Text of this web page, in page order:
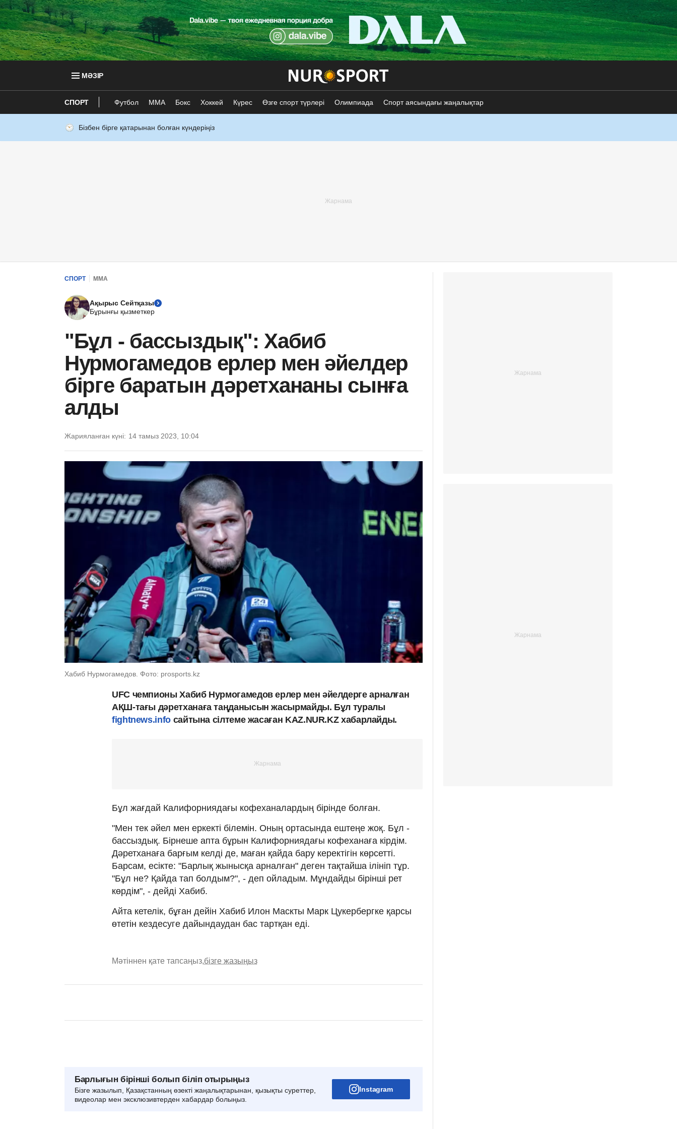
МӘЗІР
СПОРТ Футбол ММА Бокс Хоккей Күрес Өзге спорт түрлері Олимпиада Спорт аясындағы жаңалықтар
Бізбен бірге қатарынан болған күндеріңіз
СПОРТ ММА
Ақырыс Сейтқазы
Бұрынғы қызметкер
"Бұл - бассыздық": Хабиб
Нурмогамедов ерлер мен әйелдер
бірге баратын дәретхананы сынға
алды
Жарияланған күні: 14 тамыз 2023, 10:04
Хабиб Нурмогамедов. Фото: prosports.kz
UFC чемпионы Хабиб Нурмогамедов ерлер мен әйелдерге арналған
АҚШ-тағы дәретханаға таңданысын жасырмайды. Бұл туралы
fightnews.infoсайтына сілтеме жасаған KAZ.NUR.KZ хабарлайды.
Бұл жағдай Калифорниядағы кофеханалардың бірінде болған.
"Мен тек әйел мен еркекті білемін. Оның ортасында ештеңе жоқ. Бұл -
бассыздық. Бірнеше апта бұрын Калифорниядағы кофеханаға кірдім.
Дәретханаға барғым келді де, маған қайда бару керектігін көрсетті.
Барсам, есікте: "Барлық жынысқа арналған" деген тақтайша ілініп тұр.
"Бұл не? Қайда тап болдым?", - деп ойладым. Мұндайды бірінші рет
көрдім", - дейді Хабиб.
Айта кетелік, бұған дейін Хабиб Илон Маскты Марк Цукербергке қарсы
өтетін кездесуге дайындаудан бас тартқан еді.
Мәтіннен қате тапсаңыз,бізге жазыңыз
Барлығын бірінші болып біліп отырыңыз
Бізге жазылып, Қазақстанның өзекті жаңалықтарынан, қызықты суреттер,
видеолар мен эксклюзивтерден хабардар болыңыз.
Instagram